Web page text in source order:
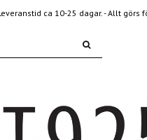
ca 10-25 dagar. - Allt görs